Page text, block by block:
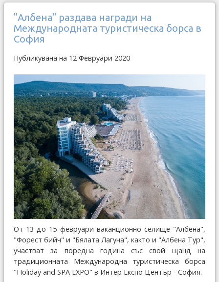
"Албена" раздава награди на
Международната туристическа борса в
София
Публикувана на 12 Февруари 2020
От 13 до 15 февруари ваканционно селище "Албена",
"Форест бийч" и "Бялата Лагуна", както и "Албена Тур",
участват за поредна година със свой щанд на
традиционната Международна туристическа борса
"Holiday and SPA EXPO" в Интер Експо Център - София.